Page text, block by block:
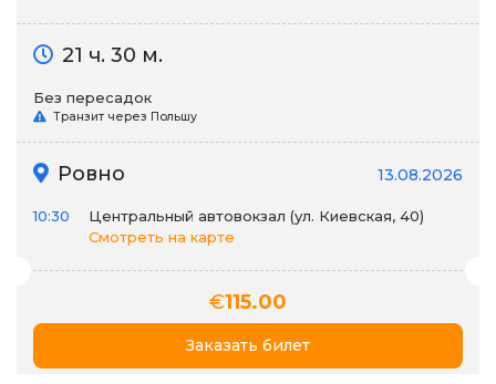
21 ч. 30 м.
Без пересадок
Транзит через Польшу
Ровно 13.08.2026
10:30
Центральный автовокзал (ул. Киевская, 40)
Смотреть на карте
€115.00
Заказать билет